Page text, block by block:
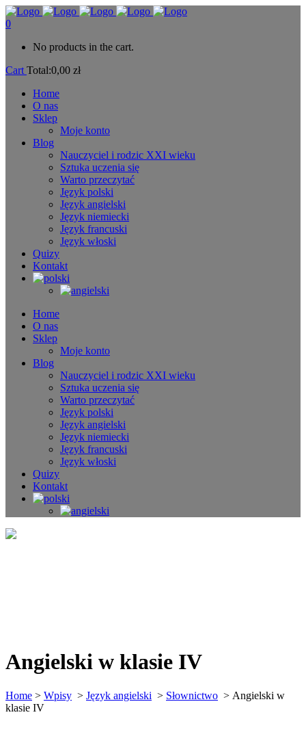
0
No products in the cart.
Cart Total:0,00 zł
Home
O nas
Sklep
Moje konto
Blog
Nauczyciel i rodzic XXI wieku
Sztuka uczenia się
Warto przeczytać
Język polski
Język angielski
Język niemiecki
Język francuski
Język włoski
Quizy
Kontakt
Home
O nas
Sklep
Moje konto
Blog
Nauczyciel i rodzic XXI wieku
Sztuka uczenia się
Warto przeczytać
Język polski
Język angielski
Język niemiecki
Język francuski
Język włoski
Quizy
Kontakt
Angielski w klasie IV
Home > Wpisy > Język angielski > Słownictwo > Angielski w
klasie IV